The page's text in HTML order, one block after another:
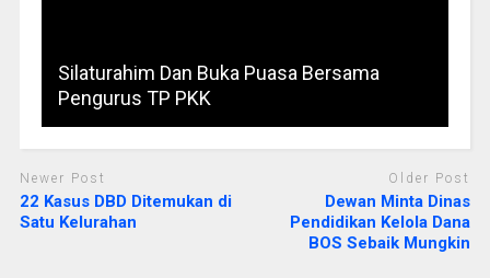
Silaturahim Dan Buka Puasa Bersama
Pengurus TP PKK
Newer Post
22 Kasus DBD Ditemukan di
Satu Kelurahan
Older Post
Dewan Minta Dinas
Pendidikan Kelola Dana
BOS Sebaik Mungkin